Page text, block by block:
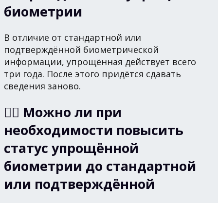
биометрии
В отличие от стандартной или
подтверждённой биометрической
информации, упрощённая действует всего
три года. После этого придётся сдавать
сведения заново.
🙋‍♂️ Можно ли при
необходимости повысить
статус упрощённой
биометрии до стандартной
или подтверждённой